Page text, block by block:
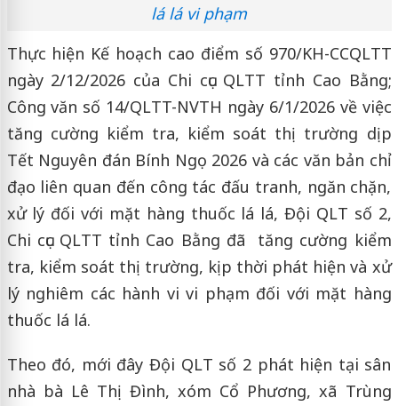
lá lá vi phạm
Thực hiện Kế hoạch cao điểm số 970/KH-CCQLTT
ngày 2/12/2026 của Chi cục QLTT tỉnh Cao Bằng;
Công văn số 14/QLTT-NVTH ngày 6/1/2026 về việc
tăng cường kiểm tra, kiểm soát thị trường dịp
Tết Nguyên đán Bính Ngọ 2026 và các văn bản chỉ
đạo liên quan đến công tác đấu tranh, ngăn chặn,
xử lý đối với mặt hàng thuốc lá lá, Đội QLT số 2,
Chi cục QLTT tỉnh Cao Bằng đã tăng cường kiểm
tra, kiểm soát thị trường, kịp thời phát hiện và xử
lý nghiêm các hành vi vi phạm đối với mặt hàng
thuốc lá lá.
Theo đó, mới đây Đội QLT số 2 phát hiện tại sân
nhà bà Lê Thị Đình, xóm Cổ Phương, xã Trùng